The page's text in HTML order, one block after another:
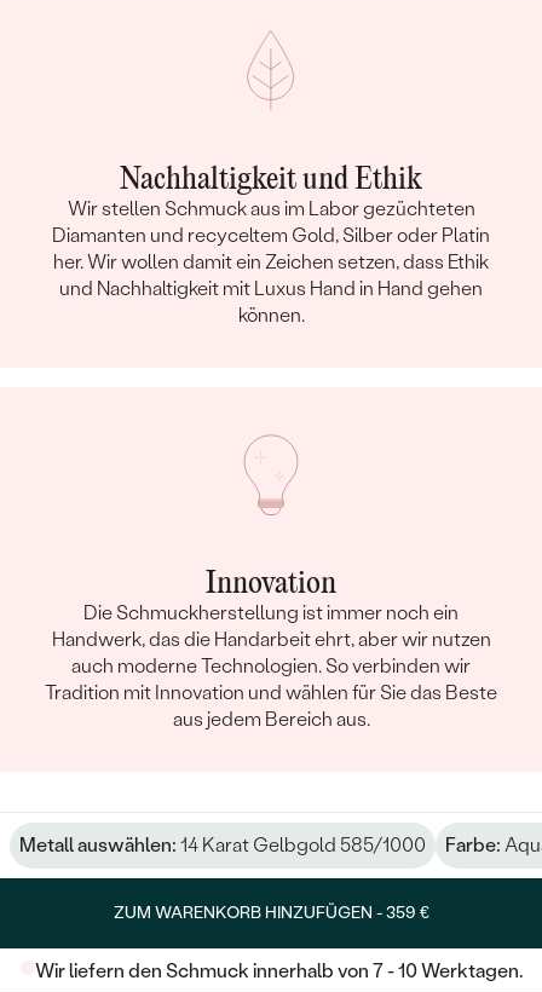
Nachhaltigkeit und Ethik
Wir stellen Schmuck aus im Labor gezüchteten
Diamanten und recyceltem Gold, Silber oder Platin
her. Wir wollen damit ein Zeichen setzen, dass Ethik
und Nachhaltigkeit mit Luxus Hand in Hand gehen
können.
Innovation
Die Schmuckherstellung ist immer noch ein
Handwerk, das die Handarbeit ehrt, aber wir nutzen
auch moderne Technologien. So verbinden wir
Tradition mit Innovation und wählen für Sie das Beste
aus jedem Bereich aus.
Metall auswählen: 14 Karat Gelbgold 585/1000 Farbe:
ZUM WARENKORB HINZUFÜGEN -359 €
Wir liefern den Schmuck innerhalb von 7 - 10 Werktagen.